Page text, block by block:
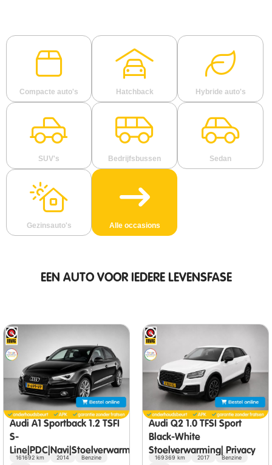
Compacte auto's Hatchback Hybride auto's
SUV's Bedrijfsbussen Sedan
Gezinsauto's Alle occasions
EEN AUTO VOOR IEDERE LEVENSFASE
Audi A1 Sportback 1.2 TSFI
S-
Line|PDC|Navi|Stoelverwarming|Bluetooth
161692 km 2014 Benzine
Audi Q2 1.0 TFSI Sport
Black-White
Stoelverwarming| Privacy
169369 km 2017 Benzine